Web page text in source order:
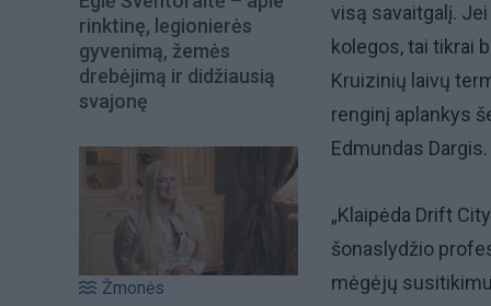
rinktinę, legionierės
gyvenimą, žemės
drebėjimą ir didžiausią
svajonę
Žmonės
visą savaitgalį.
kolegos, tai tikrai
Kruizinių laivų
renginį aplankys
Edmundas Dargis.
„Klaipėda Drift
šonaslydžio
mėgėjų